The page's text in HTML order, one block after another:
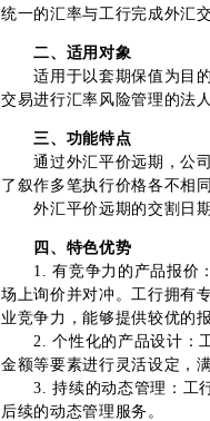
统一的汇率与工行完成外汇
二、适用对象
适用于以套期保值为目的
交易进行汇率风险管理的法
三、功能特点
通过外汇平价远期，公司
了叙作多笔执行价格各不相
外汇平价远期的交割日期
四、特色优势
1. 有竞争力的产品报价：
场上询价并对冲。工行拥有
业竞争力，能够提供较优的
2. 个性化的产品设计：工
金额等要素进行灵活设定，
3. 持续的动态管理：工行
后续的动态管理服务。